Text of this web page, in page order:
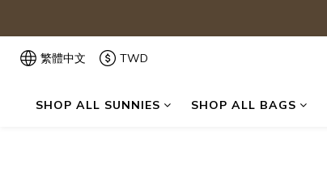
繁體中文 TWD
SHOP ALL SUNNIES SHOP ALL BAGS